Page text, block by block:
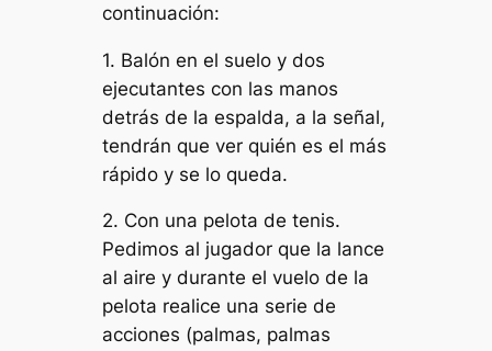
continuación:
1. Balón en el suelo y dos
ejecutantes con las manos
detrás de la espalda, a la señal,
tendrán que ver quién es el más
rápido y se lo queda.
2. Con una pelota de tenis.
Pedimos al jugador que la lance
al aire y durante el vuelo de la
pelota realice una serie de
acciones (palmas, palmas